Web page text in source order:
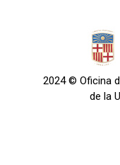
2024 © Oficina
de la